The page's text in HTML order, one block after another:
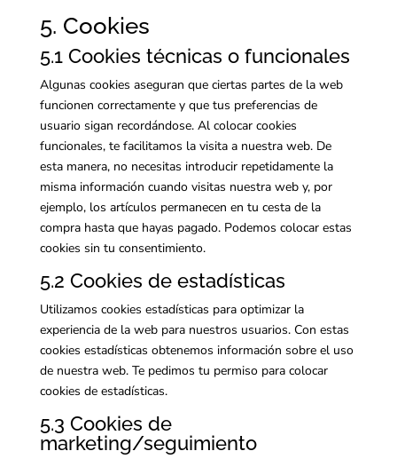
5. Cookies
5.1 Cookies técnicas o funcionales
Algunas cookies aseguran que ciertas partes de la web
funcionen correctamente y que tus preferencias de
usuario sigan recordándose. Al colocar cookies
funcionales, te facilitamos la visita a nuestra web. De
esta manera, no necesitas introducir repetidamente la
misma información cuando visitas nuestra web y, por
ejemplo, los artículos permanecen en tu cesta de la
compra hasta que hayas pagado. Podemos colocar estas
cookies sin tu consentimiento.
5.2 Cookies de estadísticas
Utilizamos cookies estadísticas para optimizar la
experiencia de la web para nuestros usuarios. Con estas
cookies estadísticas obtenemos información sobre el uso
de nuestra web. Te pedimos tu permiso para colocar
cookies de estadísticas.
5.3 Cookies de
marketing/seguimiento